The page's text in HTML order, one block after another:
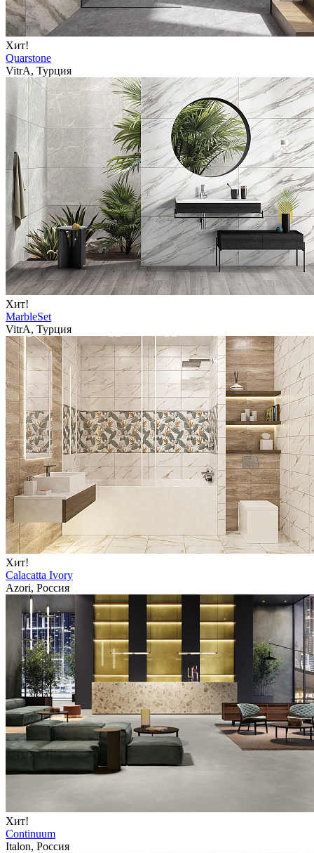
Хит!
Quarstone
VitrA, Турция
Хит!
MarbleSet
VitrA, Турция
Хит!
Calacatta Ivory
Azori, Россия
Хит!
Continuum
Italon, Россия